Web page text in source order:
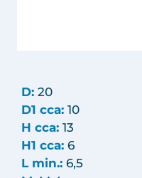
D: 20
D1 cca: 10
H cca: 13
H1 cca: 6
L min.: 6,5